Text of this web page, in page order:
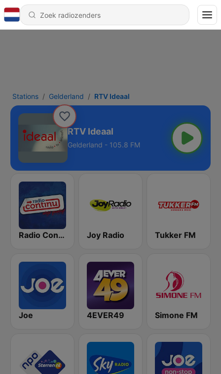
Stations Gelderland RTV Ideaal
RTV Ideaal
Gelderland - 105.8 FM
Radio Continu Joy Radio Tukker FM
Joe 4EVER49 Simone FM